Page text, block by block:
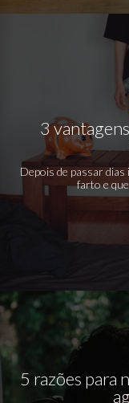
3
Depois de passar
farto e
5 razões para